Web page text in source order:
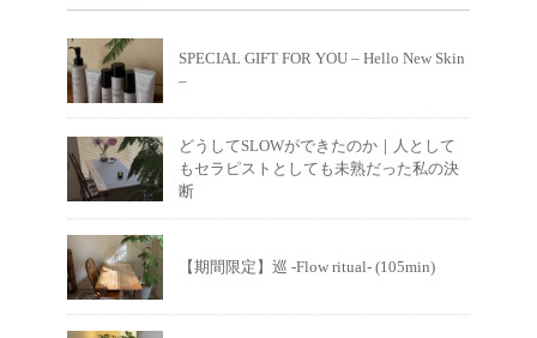
SPECIAL GIFT FOR YOU – Hello New Skin
–
どうしてSLOWができたのか｜人として
もセラピストとしても未熟だった私の決
断
【期間限定】巡 -Flow ritual- (105min)